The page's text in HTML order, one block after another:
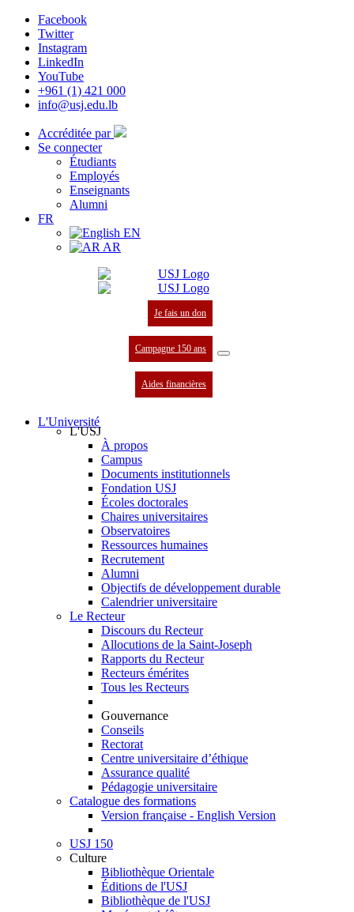
Facebook
Twitter
Instagram
LinkedIn
YouTube
+961 (1) 421 000
info@usj.edu.lb
Accréditée par
Se connecter
Étudiants
Employés
Enseignants
Alumni
FR
EN
AR
Je fais un don
Campagne 150 ans
Aides financières
L'Université
L'USJ
À propos
Campus
Documents institutionnels
Fondation USJ
Écoles doctorales
Chaires universitaires
Observatoires
Ressources humaines
Recrutement
Alumni
Objectifs de développement durable
Calendrier universitaire
Le Recteur
Discours du Recteur
Allocutions de la Saint-Joseph
Rapports du Recteur
Recteurs émérites
Tous les Recteurs
Gouvernance
Conseils
Rectorat
Centre universitaire d’éthique
Assurance qualité
Pédagogie universitaire
Catalogue des formations
Version française - English Version
USJ 150
Culture
Bibliothèque Orientale
Éditions de l'USJ
Bibliothèque de l'USJ